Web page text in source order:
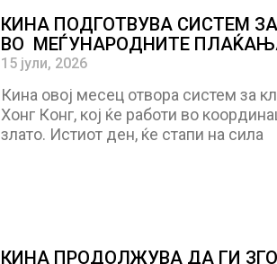
КИНА ПОДГОТВУВА СИСТЕМ
ВО МЕЃУНАРОДНИТЕ
15 јули, 2026
Кина овој месец отвора систем за
Хонг Конг, кој ќе работи во
злато. Истиот ден, ќе стапи на сила
КИНА ПРОДОЛЖУВА ДА ГИ